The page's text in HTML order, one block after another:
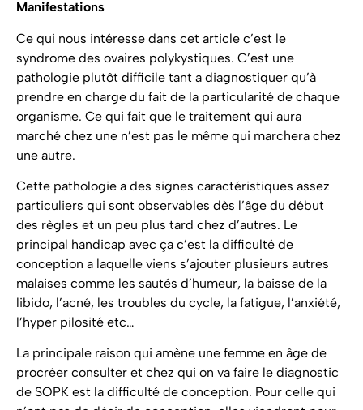
Manifestations
Ce qui nous intéresse dans cet article c’est le
syndrome des ovaires polykystiques. C’est une
pathologie plutôt difficile tant a diagnostiquer qu’à
prendre en charge du fait de la particularité de chaque
organisme. Ce qui fait que le traitement qui aura
marché chez une n’est pas le même qui marchera chez
une autre.
Cette pathologie a des signes caractéristiques assez
particuliers qui sont observables dès l’âge du début
des règles et un peu plus tard chez d’autres. Le
principal handicap avec ça c’est la difficulté de
conception a laquelle viens s’ajouter plusieurs autres
malaises comme les sautés d’humeur, la baisse de la
libido, l’acné, les troubles du cycle, la fatigue, l’anxiété,
l’hyper pilosité etc…
La principale raison qui amène une femme en âge de
procréer consulter et chez qui on va faire le diagnostic
de SOPK est la difficulté de conception. Pour celle qui